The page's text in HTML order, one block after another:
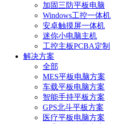
加固三防平板电脑
Windows工控一体机
安卓触摸屏一体机
迷你小电脑主机
工控主板PCBA定制
解决方案
全部
MES平板电脑方案
车载平板电脑方案
智能手持平板方案
GPS北斗平板方案
医疗平板电脑方案